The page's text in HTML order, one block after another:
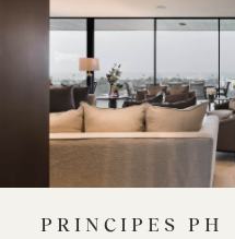
PRINCIPES PH